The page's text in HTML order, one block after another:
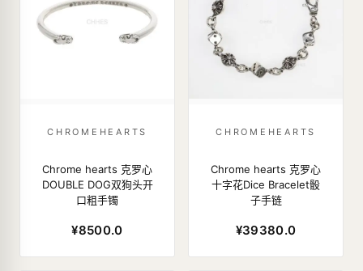
CHROMEHEARTS
Chrome hearts 克罗心
DOUBLE DOG双狗头开
口粗手镯
¥8500.0
CHROMEHEARTS
Chrome hearts 克罗心
十字花Dice Bracelet骰
子手链
¥39380.0